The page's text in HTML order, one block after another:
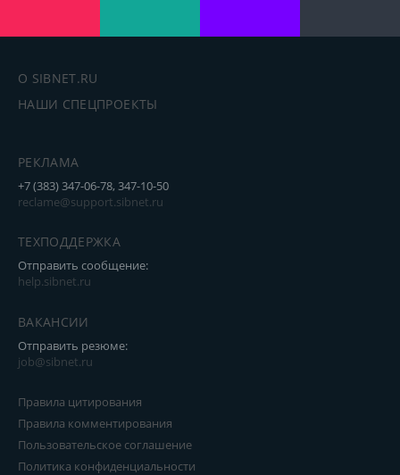
О SIBNET.RU
НАШИ СПЕЦПРОЕКТЫ
РЕКЛАМА
+7 (383) 347-06-78, 347-10-50
reclame@support.sibnet.ru
ТЕХПОДДЕРЖКА
Отправить сообщение:
help.sibnet.ru
ВАКАНСИИ
Отправить резюме:
job@sibnet.ru
Правила цитирования
Правила комментирования
Пользовательское соглашение
Политика конфиденциальности